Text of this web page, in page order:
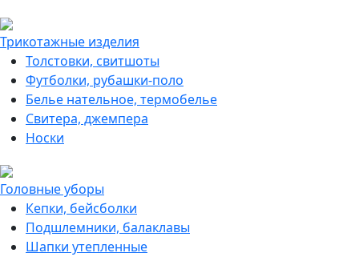
Трикотажные изделия
Толстовки, свитшоты
Футболки, рубашки-поло
Белье нательное, термобелье
Свитера, джемпера
Носки
Головные уборы
Кепки, бейсболки
Подшлемники, балаклавы
Шапки утепленные